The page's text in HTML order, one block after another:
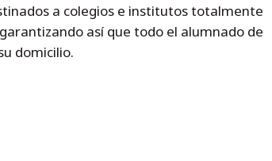
a colegios e institutos totalmente
así que todo el alumnado de
domicilio.